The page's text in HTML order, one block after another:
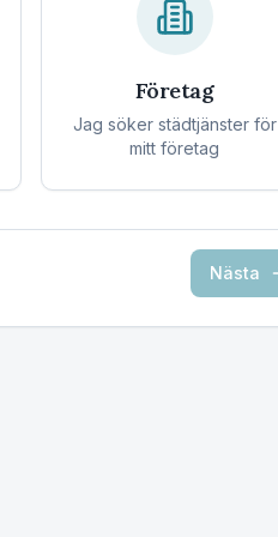
Företag
Jag söker städtjänster för
mitt företag
Nästa